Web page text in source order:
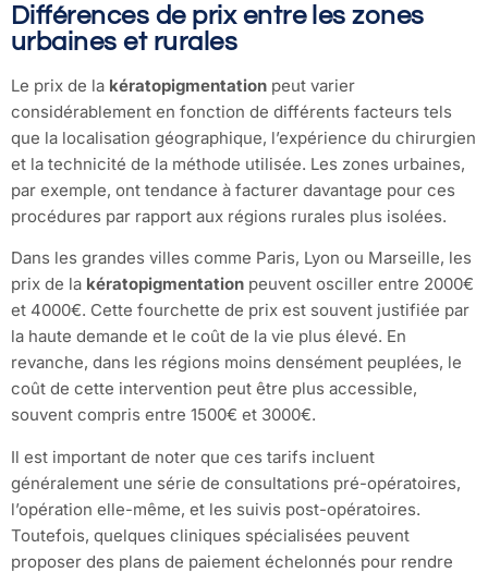
Différences de prix entre les zones
urbaines et rurales
Le prix de la kératopigmentation peut varier
considérablement en fonction de différents facteurs tels
que la localisation géographique, l’expérience du chirurgien
et la technicité de la méthode utilisée. Les zones urbaines,
par exemple, ont tendance à facturer davantage pour ces
procédures par rapport aux régions rurales plus isolées.
Dans les grandes villes comme Paris, Lyon ou Marseille, les
prix de la kératopigmentation peuvent osciller entre 2000€
et 4000€. Cette fourchette de prix est souvent justifiée par
la haute demande et le coût de la vie plus élevé. En
revanche, dans les régions moins densément peuplées, le
coût de cette intervention peut être plus accessible,
souvent compris entre 1500€ et 3000€.
Il est important de noter que ces tarifs incluent
généralement une série de consultations pré-opératoires,
l’opération elle-même, et les suivis post-opératoires.
Toutefois, quelques cliniques spécialisées peuvent
proposer des plans de paiement échelonnés pour rendre